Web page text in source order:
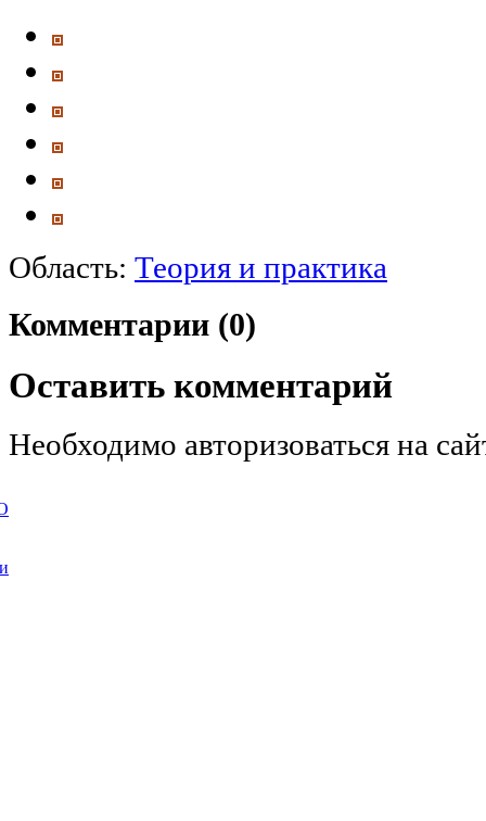
Область: Теория и практика
Комментарии (0)
Оставить комментарий
Необходимо авторизоваться на